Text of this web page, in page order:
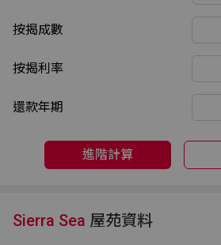
按揭成數
按揭利率
還款年期
進階計算
Sierra Sea 屋苑資料